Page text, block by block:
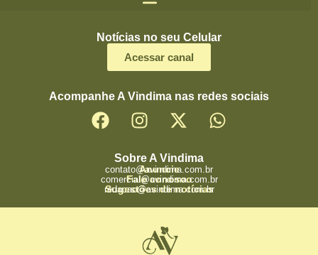
Notícias no seu Celular
Acessar canal
Acompanhe A Vindima nas redes sociais
Sobre A Vindima
Anuncie
contato@avindima.com.br
Fale conosco
comercial@avindima.com.br
Sugestões de notícias
redacao@avindima.com.br